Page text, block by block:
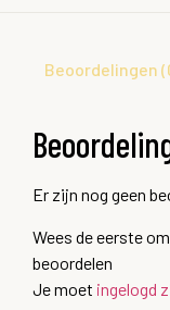
Beoordelingen
Er zijn nog geen
Wees de eerste
beoordelen
Je moet ingelogd